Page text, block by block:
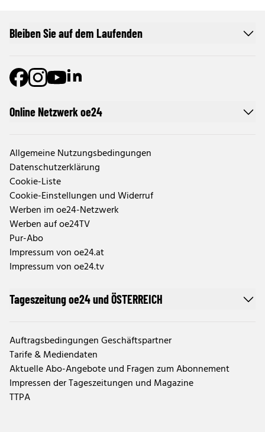
Online Netzwerk oe24
Allgemeine Nutzungsbedingungen
Datenschutzerklärung
Cookie-Liste
Cookie-Einstellungen und Widerruf
Werben im oe24-Netzwerk
Werben auf oe24TV
Pur-Abo
Impressum von oe24.at
Impressum von oe24.tv
Tageszeitung oe24 und ÖSTERREICH
Auftragsbedingungen Geschäftspartner
Tarife & Mediendaten
Aktuelle Abo-Angebote und Fragen zum Abonnement
Impressen der Tageszeitungen und Magazine
TTPA
Bleiben Sie auf dem Laufenden